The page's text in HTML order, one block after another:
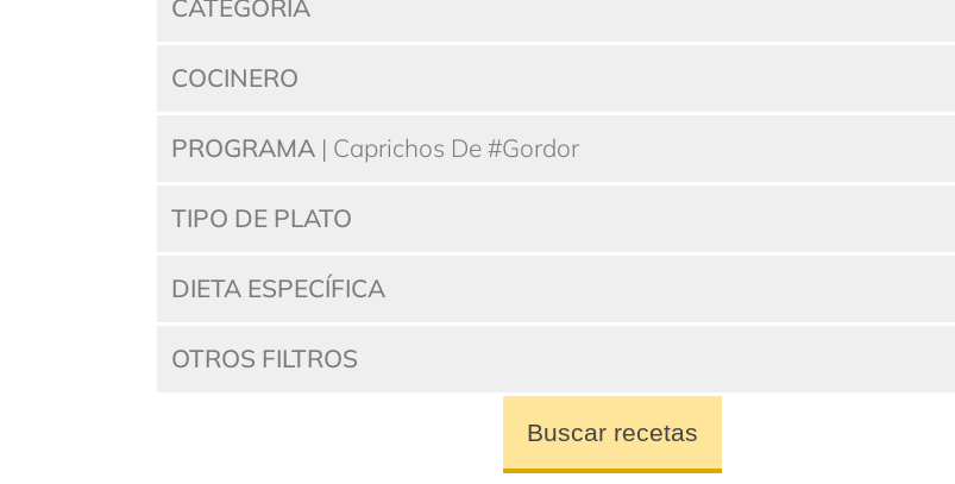
CATEGORÍA
COCINERO
PROGRAMA | Caprichos De #Gordor
TIPO DE PLATO
DIETA ESPECÍFICA
OTROS FILTROS
Buscar recetas